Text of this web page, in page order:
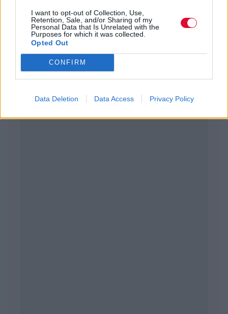
I want to opt-out of Collection, Use,
Retention, Sale, and/or Sharing of my
Personal Data that Is Unrelated with the
Purposes for which it was collected.
Opted Out
CONFIRM
Data Deletion Data Access Privacy Policy